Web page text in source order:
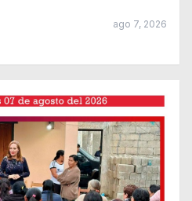
ago 7, 2026